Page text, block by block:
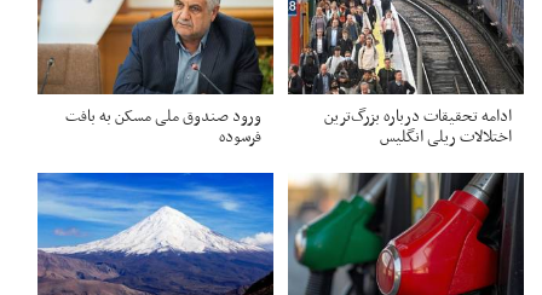
ادامه تحقیقات درباره بزرگ‌ترین
اختلالات ریلی انگلیس
ورود صندوق ملی مسکن به بافت
فرسوده